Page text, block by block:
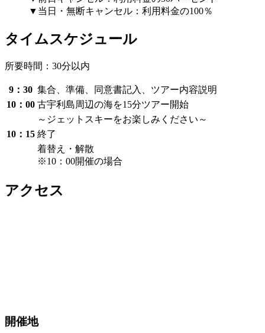
▼当日・無断キャンセル：利用料金の100％
タイムスケジュール
所要時間：30分以内
9：30 集合、準備、同意書記入、ツアー内容説明
10：00 古宇利島周辺の海を15分ツアー開始
～ジェットスキーをお楽しみください～
10：15 終了
着替え・解散
※10：00開催の場合
アクセス
開催地